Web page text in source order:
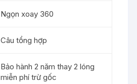
Ngọn xoay 360
Câu tổng hợp
Bảo hành 2 năm thay 2 lóng
miễn phí trừ gốc